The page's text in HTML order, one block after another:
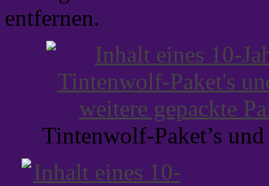
entfernen.
Tintenwolf-Paket’s